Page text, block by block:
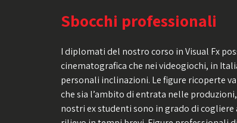
Sbocchi professionali
I diplomati del nostro corso in Visual Fx
cinematografica che nei videogiochi, in
personali inclinazioni. Le figure ricoperte
che sia l’ambito di entrata nelle
nostri ex studenti sono in grado di